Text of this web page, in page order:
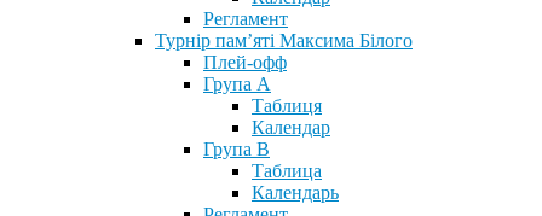
Регламент
Турнір пам’яті Максима Білого
Плей-офф
Група А
Таблиця
Календар
Група В
Таблица
Календарь